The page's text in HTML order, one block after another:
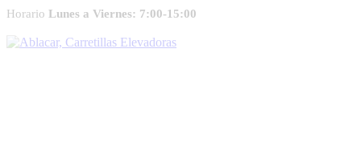
Horario Lunes a Viernes: 7:00-15:00